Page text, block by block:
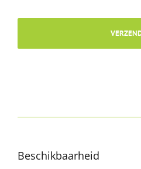
Beschikbaarheid